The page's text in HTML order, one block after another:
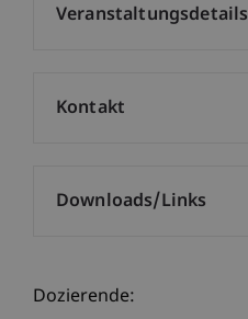
Dozierende:
Veranstaltungsdetails
Kontakt
Downloads/Links